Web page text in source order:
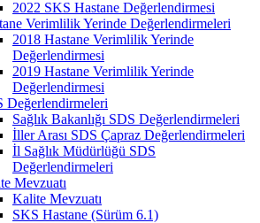
2022 SKS Hastane Değerlendirmesi
Verimlilik Yerinde Değerlendirmeleri
2018 Hastane Verimlilik Yerinde
Değerlendirmesi
2019 Hastane Verimlilik Yerinde
Değerlendirmesi
Değerlendirmeleri
Sağlık Bakanlığı SDS Değerlendirmeleri
İller Arası SDS Çapraz Değerlendirmeleri
İl Sağlık Müdürlüğü SDS
Değerlendirmeleri
Mevzuatı
Kalite Mevzuatı
SKS Hastane (Sürüm 6.1)